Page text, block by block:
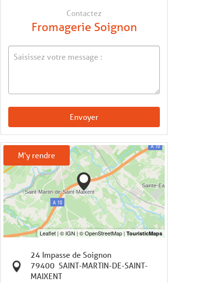
Contactez
Fromagerie Soignon
Envoyer
M'y rendre
24 Impasse de Soignon
79400 SAINT-MARTIN-DE-SAINT-
MAIXENT